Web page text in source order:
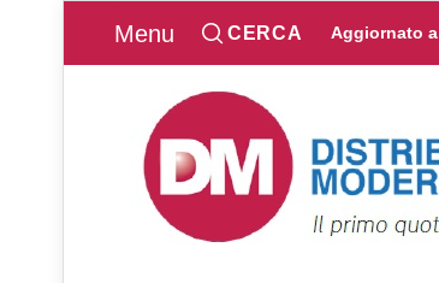
Menu CERCA Aggiornato a